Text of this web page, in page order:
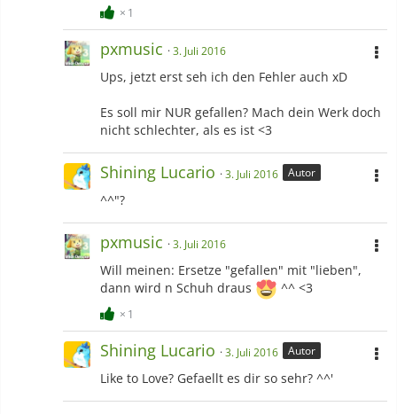
1
pxmusic 3. Juli 2016
Ups, jetzt erst seh ich den Fehler auch xD
Es soll mir NUR gefallen? Mach dein Werk doch
nicht schlechter, als es ist <3
Shining Lucario 3. Juli 2016 Autor
^^"?
pxmusic 3. Juli 2016
Will meinen: Ersetze "gefallen" mit "lieben",
dann wird n Schuh draus
^^ <3
1
Shining Lucario 3. Juli 2016 Autor
Like to Love? Gefaellt es dir so sehr? ^^'